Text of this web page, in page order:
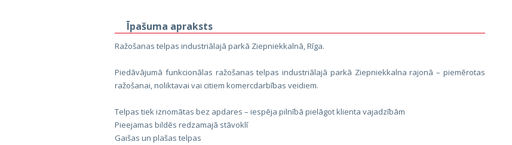
Īpašuma apraksts
Ražošanas telpas industriālajā parkā Ziepniekkalnā, Rīga.
Piedāvājumā funkcionālas ražošanas telpas industriālajā parkā Ziepniekkalna rajonā – piemērotas
ražošanai, noliktavai vai citiem komercdarbības veidiem.
Telpas tiek iznomātas bez apdares – iespēja pilnībā pielāgot klienta vajadzībām
Pieejamas bildēs redzamajā stāvoklī
Gaišas un plašas telpas